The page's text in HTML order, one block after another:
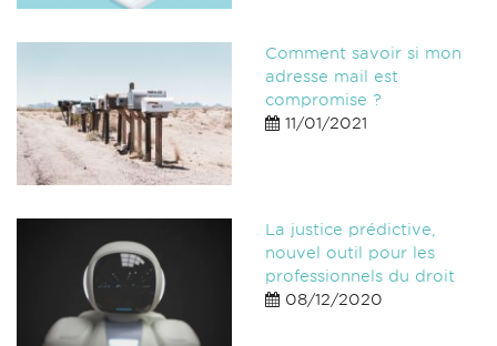
Comment savoir si mon
adresse mail est
compromise ?
11/01/2021
La justice prédictive,
nouvel outil pour les
professionnels du droit
08/12/2020